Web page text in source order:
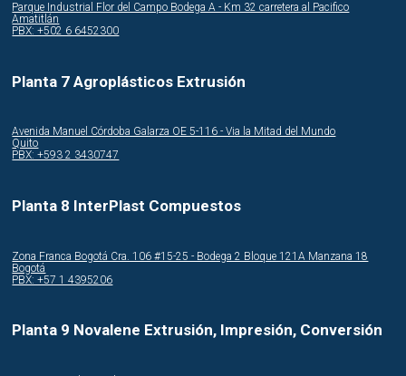
Parque Industrial Flor del Campo Bodega A - Km 32 carretera al Pacifico
Amatitlán
PBX: +502 6 6452300
Planta 7 Agroplásticos Extrusión
Avenida Manuel Córdoba Galarza OE 5-116 - Via la Mitad del Mundo
Quito
PBX: +593 2 3430747
Planta 8 InterPlast Compuestos
Zona Franca Bogotá Cra. 106 #15-25 - Bodega 2 Bloque 121A Manzana 18
Bogotá
PBX: +57 1 4395206
Planta 9 Novalene Extrusión, Impresión, Conversión